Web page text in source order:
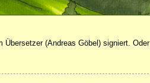
(Andreas Göbel) signiert. Oder